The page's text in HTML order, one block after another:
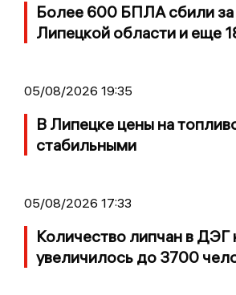
Более 600 БПЛА сбили за
Липецкой области и еще
05/08/2026 19:35
В Липецке цены на
стабильными
05/08/2026 17:33
Количество липчан в ДЭГ
увеличилось до 3700